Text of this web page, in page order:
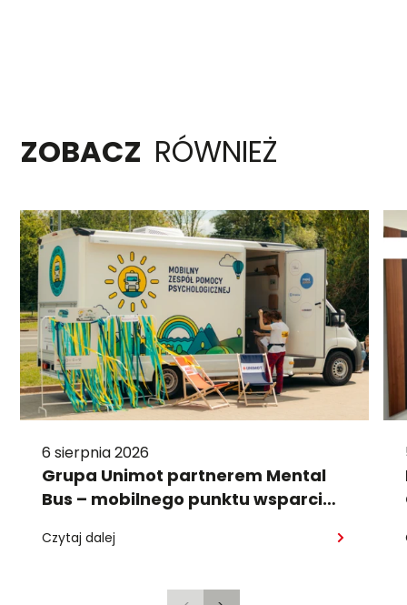
ZOBACZ RÓWNIEŻ
6 sierpnia 2026
Grupa Unimot partnerem Mental
Bus – mobilnego punktu wsparcia
Czytaj dalej